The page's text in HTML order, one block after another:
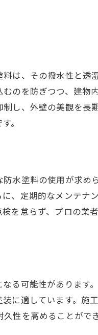
は、その撥水性と透
のを防ぎつつ、建物
し、外壁の美観を長
。
水塗料の使用が求め
、定期的なメンテナ
を怠らず、プロの業
る可能性があります。
に適しています。施
性を高めることがで